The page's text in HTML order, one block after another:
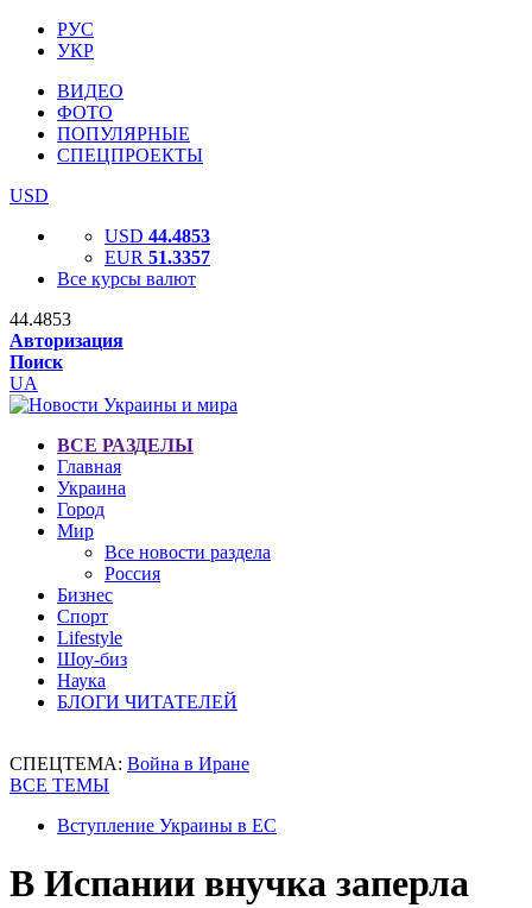
РУС
УКР
ВИДЕО
ФОТО
ПОПУЛЯРНЫЕ
СПЕЦПРОЕКТЫ
USD
USD 44.4853
EUR 51.3357
Все курсы валют
44.4853
Авторизация
Поиск
UA
ВСЕ РАЗДЕЛЫ
Главная
Украина
Город
Мир
Все новости раздела
Россия
Бизнес
Спорт
Lifestyle
Шоу-биз
Наука
БЛОГИ ЧИТАТЕЛЕЙ
СПЕЦТЕМА: Война в Иране
ВСЕ ТЕМЫ
Вступление Украины в ЕС
В Испании внучка заперла